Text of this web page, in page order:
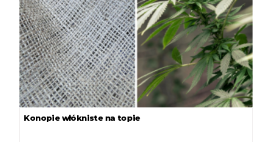
Konopie włókniste na topie